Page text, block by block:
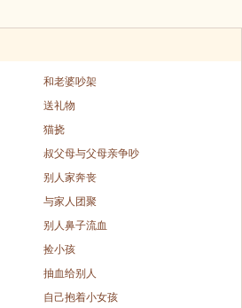
和老婆吵架
送礼物
猫挠
叔父母与父母亲争吵
别人家奔丧
与家人团聚
别人鼻子流血
捡小孩
抽血给别人
自己抱着小女孩